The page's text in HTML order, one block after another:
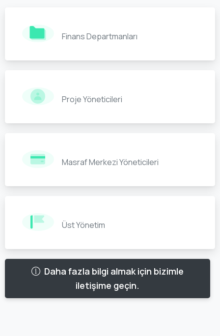
Finans Departmanları
Proje Yöneticileri
Masraf Merkezi Yöneticileri
Üst Yönetim
Daha fazla bilgi almak için bizimle
iletişime geçin.